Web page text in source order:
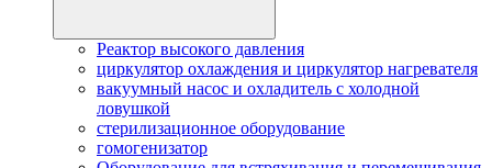
Реактор высокого давления
циркулятор охлаждения и циркулятор нагревателя
вакуумный насос и охладитель с холодной
ловушкой
стерилизационное оборудование
гомогенизатор